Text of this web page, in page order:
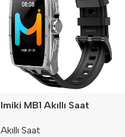
Imiki MB1 Akıllı Saat
Akıllı Saat